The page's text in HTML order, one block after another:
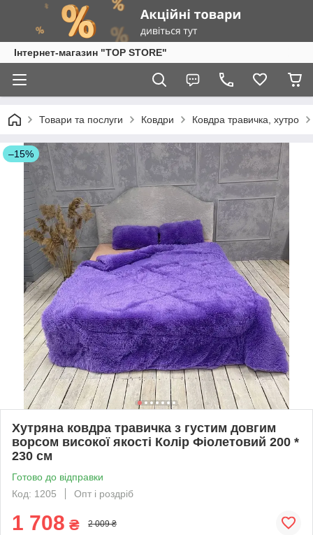
Інтернет-магазин "TOP STORE"
Товари та послуги Ковдри Ковдра травичка, хутро
–15%
Хутряна ковдра травичка з густим довгим
ворсом високої якості Колір Фіолетовий 200 *
230 см
Готово до відправки
Код: 1205
Опт і роздріб
1 708 ₴ 2 009 ₴